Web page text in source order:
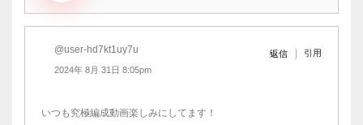
@user-hd7kt1uy7u
2024年 8月 31日 8:05pm
返信 引用
いつも究極編成動画楽しみにしてます！